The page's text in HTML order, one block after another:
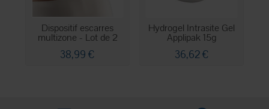
Dispositif escarres
multizone - Lot de 2
38,99 €
Hydrogel Intrasite Gel
Applipak 15g
36,62 €